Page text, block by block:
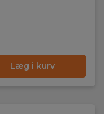
Læg i kurv